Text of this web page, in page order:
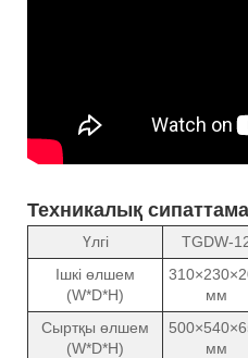
Техникалық сипаттама
Үлгі TGDW-
Ішкі өлшем
(W*D*H)
мм
Сыртқы өлшем
(W*D*H)
мм